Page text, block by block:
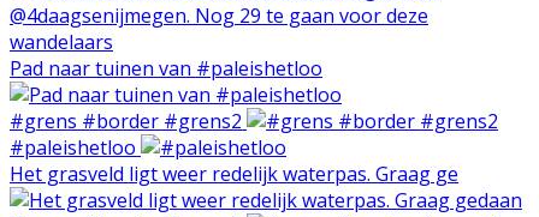
Pad naar tuinen van #paleishetloo
#grens #border #grens2
#paleishetloo
Het grasveld ligt weer redelijk waterpas. Graag ge